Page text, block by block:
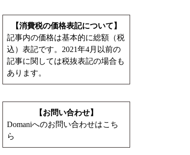
【消費税の価格表記について】
記事内の価格は基本的に総額（税
込）表記です。2021年4月以前の
記事に関しては税抜表記の場合も
あります。
【お問い合わせ】
Domaniへのお問い合わせはこち
ら